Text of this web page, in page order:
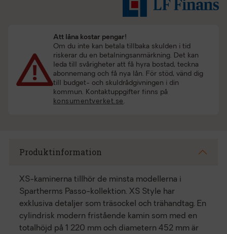
Att låna kostar pengar!
Om du inte kan betala tillbaka skulden i tid
riskerar du en betalningsanmärkning. Det kan
leda till svårigheter att få hyra bostad, teckna
abonnemang och få nya lån. För stöd, vänd dig
till budget- och skuldrådgivningen i din
kommun. Kontaktuppgifter finns på
konsumentverket.se .
Produktinformation
XS-kaminerna tillhör de minsta modellerna i
Spartherms Passo-kollektion. XS Style har
exklusiva detaljer som träsockel och trähandtag. En
cylindrisk modern fristående kamin som med en
totalhöjd på 1 220 mm och diametern 452 mm är